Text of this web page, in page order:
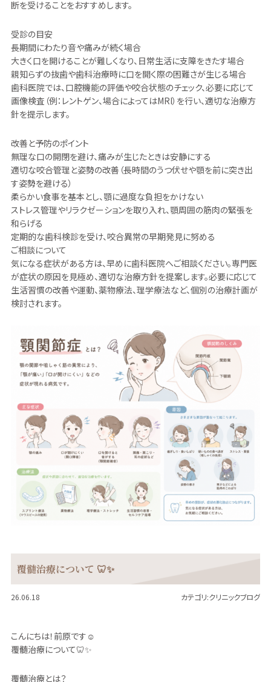
断を受けることをおすすめします。
受診の目安
長期間にわたり音や痛みが続く場合
大きく口を開けることが難しくなり、日常生活に支障をきたす場合
親知らずの抜歯や歯科治療時に口を開く際の困難さが生じる場合
歯科医院では、口腔機能の評価や咬合状態のチェック、必要に応じて
画像検査（例：レントゲン、場合によってはMRI）を行い、適切な治療方
針を提示します。
改善と予防のポイント
無理な口の開閉を避け、痛みが生じたときは安静にする
適切な咬合管理と姿勢の改善（長時間のうつ伏せや顎を前に突き出
す姿勢を避ける）
柔らかい食事を基本とし、顎に過度な負担をかけない
ストレス管理やリラクゼーションを取り入れ、顎周囲の筋肉の緊張を
和らげる
定期的な歯科検診を受け、咬合異常の早期発見に努める
ご相談について
気になる症状がある方は、早めに歯科医院へご相談ください。専門医
が症状の原因を見極め、適切な治療方針を提案します。必要に応じて
生活習慣の改善や運動、薬物療法、理学療法など、個別の治療計画が
検討されます。
覆髄治療について 🦷✨
26.06.18 カテゴリ:クリニックブログ
こんにちは！前原です☺️
覆髄治療について🦷✨️
覆髄治療とは？